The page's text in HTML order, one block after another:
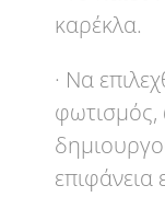
καρέκλα.
· Να
επιφάνεια